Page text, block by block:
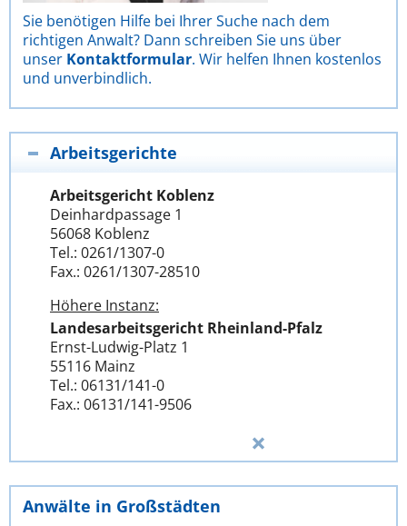
Sie benötigen Hilfe bei Ihrer Suche nach dem
richtigen Anwalt? Dann schreiben Sie uns über
unser Kontaktformular. Wir helfen Ihnen kostenlos
und unverbindlich.
Arbeitsgerichte
Arbeitsgericht Koblenz
Deinhardpassage 1
56068 Koblenz
Tel.: 0261/1307-0
Fax.: 0261/1307-28510
Höhere Instanz:
Landesarbeitsgericht Rheinland-Pfalz
Ernst-Ludwig-Platz 1
55116 Mainz
Tel.: 06131/141-0
Fax.: 06131/141-9506
Anwälte in Großstädten